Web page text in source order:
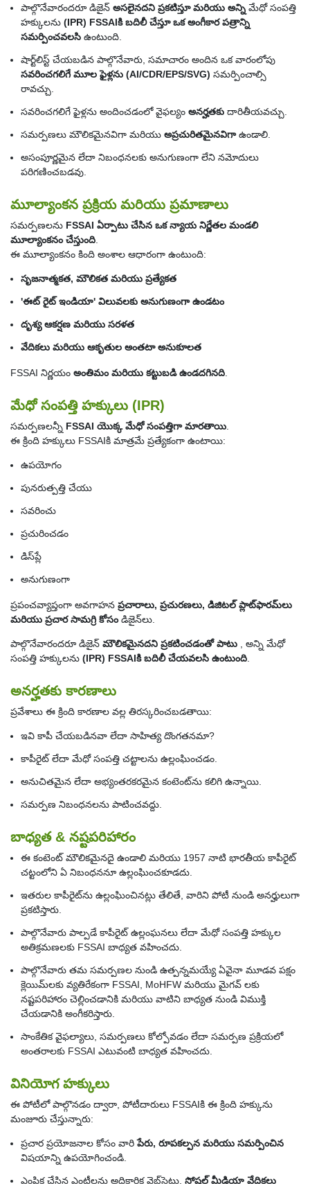
పాల్గొనేవారందరూ డిజైన్ అసలైనదని ప్రకటిస్తూ మరియు అన్ని మేధో సంపత్తి
హక్కులను (IPR) FSSAIకి బదిలీ చేస్తూ ఒక అంగీకార పత్రాన్ని
సమర్పించవలసి ఉంటుంది.
షార్ట్‌లిస్ట్ చేయబడిన పాల్గొనేవారు, సమాచారం అందిన ఒక వారంలోపు
సవరించగలిగే మూల ఫైళ్లను (AI/CDR/EPS/SVG) సమర్పించాల్సి
రావచ్చు.
సవరించగలిగే ఫైళ్లను అందించడంలో వైఫల్యం అనర్హతకు దారితీయవచ్చు.
సమర్పణలు మౌలికమైనవిగా మరియు అప్రచురితమైనవిగాఉండాలి.
అసంపూర్ణమైన లేదా నిబంధనలకు అనుగుణంగా లేని నమోదులు
పరిగణించబడవు.
మూల్యాంకన ప్రక్రియ మరియు ప్రమాణాలు
సమర్పణలను FSSAI ఏర్పాటు చేసిన ఒక న్యాయ నిర్ణేతల మండలి
మూల్యాంకనం చేస్తుంది.
ఈ మూల్యాంకనం కింది అంశాల ఆధారంగా ఉంటుంది:
సృజనాత్మకత, మౌలికత మరియు ప్రత్యేకత
'ఈట్ రైట్ ఇండియా' విలువలకు అనుగుణంగా ఉండటం
దృశ్య ఆకర్షణ మరియు సరళత
వేదికలు మరియు ఆకృతుల అంతటా అనుకూలత
FSSAI నిర్ణయం అంతిమం మరియు కట్టుబడి ఉండదగినది.
మేధో సంపత్తి హక్కులు (IPR)
సమర్పణలన్నీ FSSAI యొక్క మేధో సంపత్తిగా మారతాయి.
ఈ క్రింది హక్కులు FSSAIకి మాత్రమే ప్రత్యేకంగా ఉంటాయి:
ఉపయోగం
పునరుత్పత్తి చేయు
సవరించు
ప్రచురించడం
డిస్‌ప్లే
అనుగుణంగా
ప్రపంచవ్యాప్తంగా అవగాహన ప్రచారాలు, ప్రచురణలు, డిజిటల్ ప్లాట్‌ఫారమ్‌లు
మరియు ప్రచార సామగ్రి కోసండిజైన్‌లు.
పాల్గొనేవారందరూ డిజైన్ మౌలికమైనదని ప్రకటించడంతో పాటు , అన్ని మేధో
సంపత్తి హక్కులను (IPR) FSSAIకి బదిలీ చేయవలసి ఉంటుంది.
అనర్హతకు కారణాలు
ప్రవేశాలు ఈ క్రింది కారణాల వల్ల తిరస్కరించబడతాయి:
ఇవి కాపీ చేయబడినవా లేదా సాహిత్య దొంగతనమా?
కాపీరైట్ లేదా మేధో సంపత్తి చట్టాలను ఉల్లంఘించడం.
అనుచితమైన లేదా అభ్యంతరకరమైన కంటెంట్‌ను కలిగి ఉన్నాయి.
సమర్పణ నిబంధనలను పాటించవద్దు.
బాధ్యత & నష్టపరిహారం
ఈ కంటెంట్ మౌలికమైనదై ఉండాలి మరియు 1957 నాటి భారతీయ కాపీరైట్
చట్టంలోని ఏ నిబంధననూ ఉల్లంఘించకూడదు.
ఇతరుల కాపీరైట్‌ను ఉల్లంఘించినట్లు తేలితే, వారిని పోటీ నుండి అనర్హులుగా
ప్రకటిస్తారు.
పాల్గొనేవారు పాల్పడే కాపీరైట్ ఉల్లంఘనలు లేదా మేధో సంపత్తి హక్కుల
అతిక్రమణలకు FSSAI బాధ్యత వహించదు.
పాల్గొనేవారు తమ సమర్పణల నుండి ఉత్పన్నమయ్యే ఏవైనా మూడవ పక్షం
క్లెయిమ్‌లకు వ్యతిరేకంగా FSSAI, MoHFW మరియు మైగవ్ లకు
నష్టపరిహారం చెల్లించడానికి మరియు వాటిని బాధ్యత నుండి విముక్తి
చేయడానికి అంగీకరిస్తారు.
సాంకేతిక వైఫల్యాలు, సమర్పణలు కోల్పోవడం లేదా సమర్పణ ప్రక్రియలో
అంతరాలకు FSSAI ఎటువంటి బాధ్యత వహించదు.
వినియోగ హక్కులు
ఈ పోటీలో పాల్గొనడం ద్వారా, పోటీదారులు FSSAIకి ఈ క్రింది హక్కును
మంజూరు చేస్తున్నారు:
ప్రచార ప్రయోజనాల కోసం వారిపేరు, రూపకల్పన మరియు సమర్పించిన
విషయాన్ని ఉపయోగించండి.
ఎంపిక చేసిన ఎంట్రీలను అధికారిక వెబ్‌సైట్లు, సోషల్ మీడియా వేదికలు